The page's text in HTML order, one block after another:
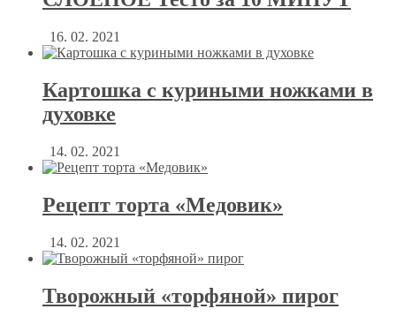
16. 02. 2021
Картошка с куриными ножками в
духовке
14. 02. 2021
Рецепт торта «Медовик»
14. 02. 2021
Творожный «торфяной» пирог